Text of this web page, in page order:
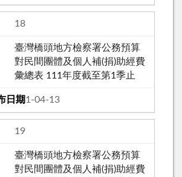
18
臺灣橋頭地方檢察署公務預算
對民間團體及個人補(捐)助經費
彙總表 111年度截至第1季止
111-04-13
19
臺灣橋頭地方檢察署公務預算
對民間團體及個人補(捐)助經費